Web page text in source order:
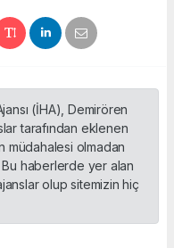
(İHA), Demirören
tarafından eklenen
müdahalesi olmadan
haberlerde yer alan
olup sitemizin hiç